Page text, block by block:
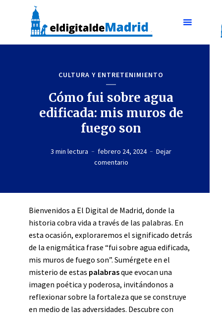
CULTURA Y ENTRETENIMIENTO
Cómo fui sobre agua
edificada: mis muros de
fuego son
3 min lectura febrero 24, 2024
Dejar
comentario
Bienvenidos a El Digital de Madrid, donde la
historia cobra vida a través de las palabras. En
esta ocasión, exploraremos el significado detrás
de la enigmática frase “fui sobre agua edificada,
mis muros de fuego son”. Sumérgete en el
misterio de estas palabrasque evocan una
imagen poética y poderosa, invitándonos a
reflexionar sobre la fortaleza que se construye
en medio de las adversidades. Descubre con